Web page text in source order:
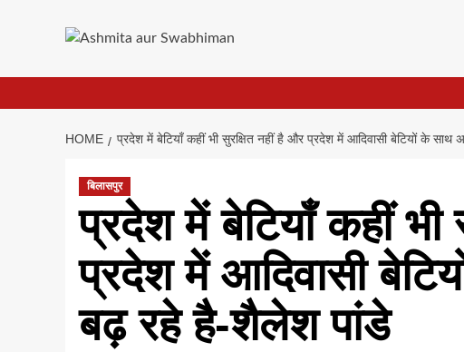
HOME प्रदेश में बेटियाँ कहीं भी सुरक्षित नहीं है और प्रदेश में आदिवासी बेटियों के साथ
बिलासपुर
प्रदेश में बेटियाँ कहीं भी
प्रदेश में आदिवासी
बढ़ रहे है-शैलेश पांडे